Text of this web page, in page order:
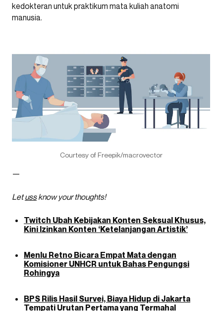
kedokteran untuk praktikum mata kuliah anatomi
manusia.
Courtesy of Freepik/macrovector
—
Letussknow your thoughts!
Twitch Ubah Kebijakan Konten Seksual Khusus,
Kini Izinkan Konten ‘Ketelanjangan Artistik’
Menlu Retno Bicara Empat Mata dengan
Komisioner UNHCR untuk Bahas Pengungsi
Rohingya
BPS Rilis Hasil Survei, Biaya Hidup di Jakarta
Tempati Urutan Pertama yang Termahal